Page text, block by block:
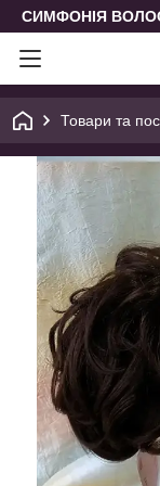
СИМФОНІЯ
Товари та